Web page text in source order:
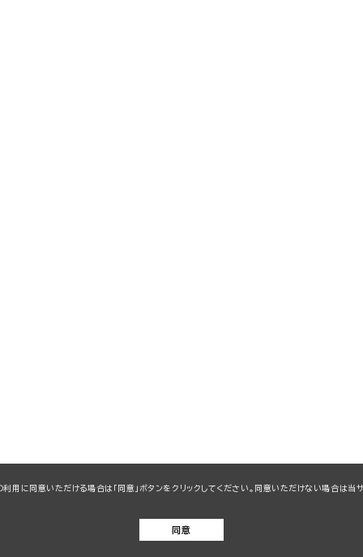
に同意いただける場合は「同意」ボタンをクリックしてください。同意いただけない場合は当
同意